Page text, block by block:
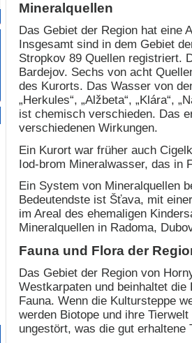
Mineralquellen
Das Gebiet der Region hat eine
Insgesamt sind in dem Gebiet
Stropkov 89 Quellen registriert.
Bardejov. Sechs von acht
des Kurorts. Das Wasser von
„Herkules“, „Alžbeta“, „Klára“,
ist chemisch verschieden. Das
verschiedenen Wirkungen.
Ein Kurort war früher auch
Iod-brom Mineralwasser, das in
Ein System von Mineralquellen
Bedeutendste ist Šťava, mit
im Areal des ehemaligen
Mineralquellen in Radoma,
Fauna und Flora der
Das Gebiet der Region von
Westkarpaten und beinhaltet
Fauna. Wenn die Kultursteppe
werden Biotope und ihre
ungestört, was die gut erhaltene